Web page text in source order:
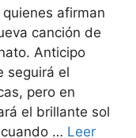
afirman
canción de
Anticipo
seguirá el
pero en
el brillante sol
… Leer